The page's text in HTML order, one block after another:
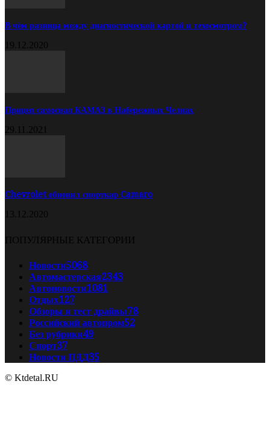
В чём разница между диагностической картой и техосмотром?
19.12.2020
Прицеп самосвал КАМАЗ в Набережных Челнах
29.11.2021
Chevrolet обновил спорткар Camaro
13.12.2020
ПОПУЛЯРНЫЕ КАТЕГОРИИ
Новости5068
Автомастерская2343
Автоновости1081
Отдых127
Обзоры и тест драйвы78
Российский автопром52
Без рубрики49
Спорт37
Новости ПДД35
© Ktdetal.RU